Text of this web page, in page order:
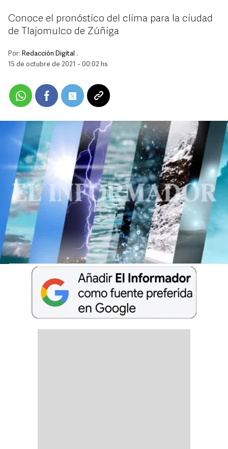
Conoce el pronóstico del clima para la ciudad
de Tlajomulco de Zúñiga
Por: Redacción Digital .
15 de octubre de 2021 - 00:02 hs